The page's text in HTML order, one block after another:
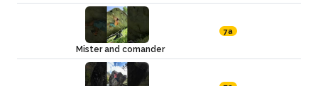
Mister and comander
7a